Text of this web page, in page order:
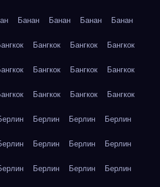
Банан Банан Банан Банан
Бангкок Бангкок Бангкок
Бангкок Бангкок Бангкок
Бангкок Бангкок Бангкок
Берлин Берлин Берлин
Берлин Берлин Берлин
Берлин Берлин Берлин